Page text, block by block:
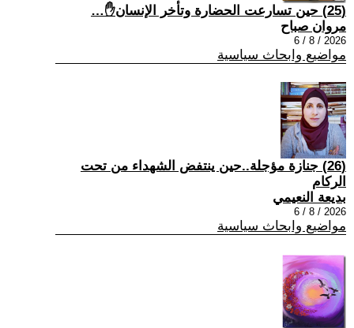
(25) حين تسارعت الحضارة وتأخر الإنسان✋…
مروان صباح
2026 / 8 / 6
مواضيع وابحاث سياسية
(26) جنازة مؤجلة..حين ينتفض الشهداء من تحت
الركام
بديعة النعيمي
2026 / 8 / 6
مواضيع وابحاث سياسية